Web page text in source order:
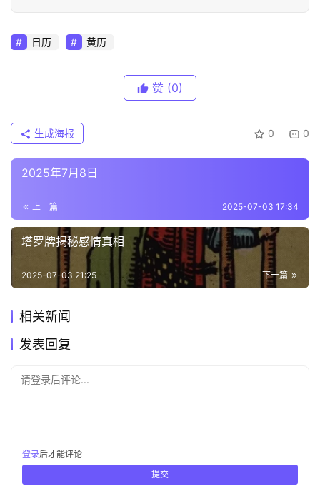
日历 黄历
赞 (0)
0 0
生成海报
2025年7月8日
上一篇 2025-07-03 17:34
塔罗牌揭秘感情真相
下一篇
2025-07-03 21:25
相关新闻
发表回复
请登录后评论...
登录后才能评论
提交